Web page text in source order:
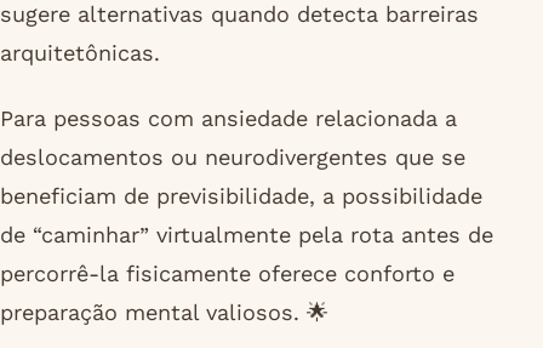
sugere alternativas quando detecta barreiras
arquitetônicas.
Para pessoas com ansiedade relacionada a
deslocamentos ou neurodivergentes que se
beneficiam de previsibilidade, a possibilidade
de “caminhar” virtualmente pela rota antes de
percorrê-la fisicamente oferece conforto e
preparação mental valiosos. 🌟